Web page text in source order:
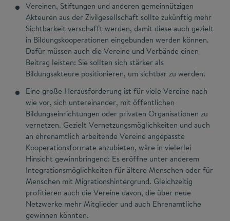
Vereinen, Stiftungen und anderen gemeinnützigen
Akteuren aus der Zivilgesellschaft sollte zukünftig mehr
Sichtbarkeit verschafft werden, damit diese auch gezielt
in Bildungskooperationen eingebunden werden können.
Dafür müssen auch die Vereine und Verbände einen
Beitrag leisten: Sie sollten sich stärker als
Bildungsakteure positionieren, um sichtbar zu werden.
Eine große Herausforderung ist für viele Vereine nach
wie vor, sich untereinander, mit öffentlichen
Bildungseinrichtungen oder privaten Organisationen zu
vernetzen. Gezielt Vernetzungsmöglichkeiten und auch
an ehrenamtlich arbeitende Vereine angepasste
Kooperationsformate anzubieten, wäre in vielerlei
Hinsicht gewinnbringend: Es eröffne unter anderem
Integrationsmöglichkeiten für ältere Menschen oder für
Menschen mit Migrationshintergrund. Gleichzeitig
profitieren auch die Vereine davon, die über neue
Netzwerke mehr Mitglieder und auch Ehrenamtliche
gewinnen könnten.